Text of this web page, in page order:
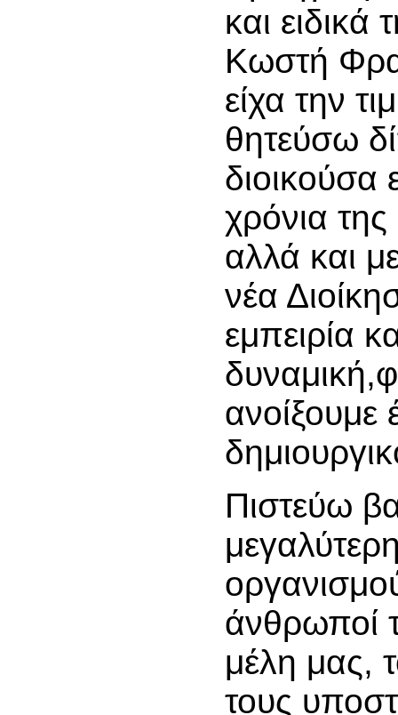
και ειδικά
Κωστή
είχα την
θητεύσω
διοικούσα
χρόνια
αλλά και
νέα
εμπειρία
ανοίξουμε
Πιστεύω
άνθρωποί
μέλη μας,
τους